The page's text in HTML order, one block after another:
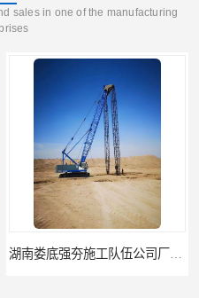
sales in one of the manufacturing